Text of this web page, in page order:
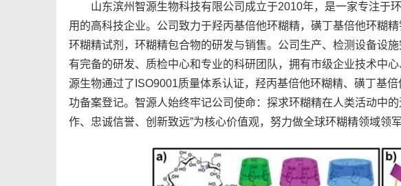
山东滨州智源生物科技有限公司成立于2010年，是一家专注于
用的高科技企业。公司致力于羟丙基倍他环糊精，磺丁基倍他环糊
环糊精试剂，环糊精包合物的研发与销售。公司生产、检测设备设
有完备的研发、质检中心和专业的科研团队，拥有市级企业技术中
源生物通过了ISO9001质量体系认证，羟丙基倍他环糊精、磺丁基
功备案登记。智源人始终牢记公司使命：探求环糊精在人类活动中
作、忠诚信誉、创新致远”为核心价值观，努力做全球环糊精领域领军